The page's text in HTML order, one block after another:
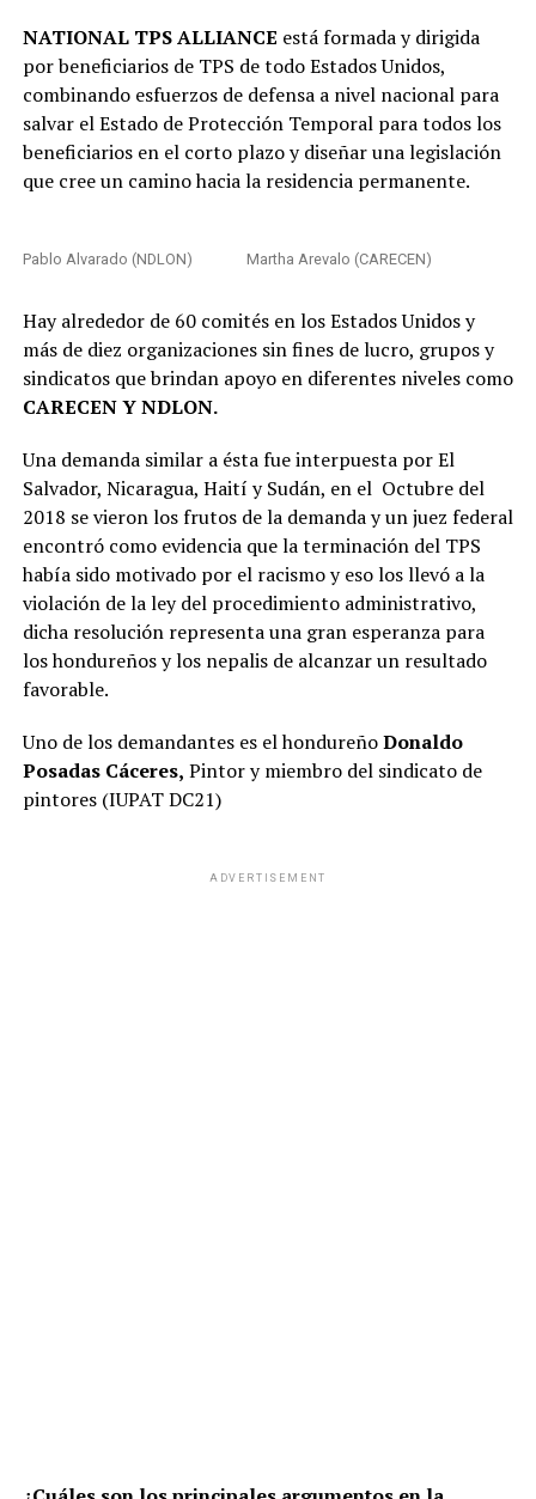
NATIONAL TPS ALLIANCE está formada y dirigida
por beneficiarios de TPS de todo Estados Unidos,
combinando esfuerzos de defensa a nivel nacional para
salvar el Estado de Protección Temporal para todos los
beneficiarios en el corto plazo y diseñar una legislación
que cree un camino hacia la residencia permanente.
Pablo Alvarado (NDLON) Martha Arevalo (CARECEN)
Hay alrededor de 60 comités en los Estados Unidos y
más de diez organizaciones sin fines de lucro, grupos y
sindicatos que brindan apoyo en diferentes niveles como
CARECEN Y NDLON.
Una demanda similar a ésta fue interpuesta por El
Salvador, Nicaragua, Haití y Sudán, en el Octubre del
2018 se vieron los frutos de la demanda y un juez federal
encontró como evidencia que la terminación del TPS
había sido motivado por el racismo y eso los llevó a la
violación de la ley del procedimiento administrativo,
dicha resolución representa una gran esperanza para
los hondureños y los nepalis de alcanzar un resultado
favorable.
Uno de los demandantes es el hondureñoDonaldo
Posadas Cáceres, Pintor y miembro del sindicato de
pintores (IUPAT DC21)
ADVERTISEMENT